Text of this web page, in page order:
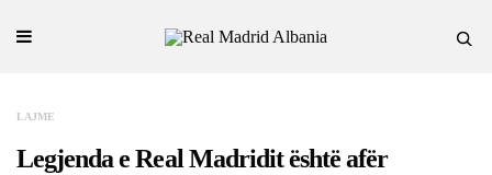
LAJME
Legjenda e Real Madridit është afër